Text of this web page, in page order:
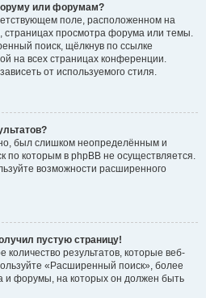
или форумам?
поле, расположенном на
страницах просмотра форума или темы.
поиск, щёлкнув по ссылке
на всех страницах конференции.
от используемого стиля.
был слишком неопределённым и
по которым в phpBB не осуществляется.
возможности расширенного
пустую страницу!
результатов, которые веб-
«Расширенный поиск», более
и форумы, на которых он должен быть